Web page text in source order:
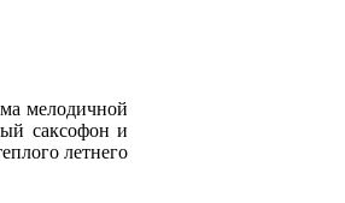
мелодичной
саксофон и
летнего